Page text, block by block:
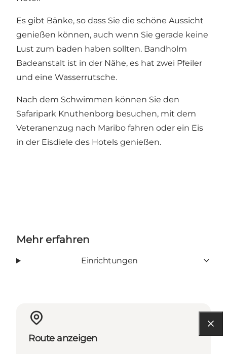
Es gibt Bänke, so dass Sie die schöne Aussicht
genießen können, auch wenn Sie gerade keine
Lust zum baden haben sollten. Bandholm
Badeanstalt ist in der Nähe, es hat zwei Pfeiler
und eine Wasserrutsche.
Nach dem Schwimmen können Sie den
Safaripark Knuthenborg besuchen, mit dem
Veteranenzug nach Maribo fahren oder ein Eis
in der Eisdiele des Hotels genießen.
Mehr erfahren
Einrichtungen
Route anzeigen